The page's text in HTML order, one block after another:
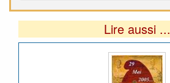
Lire aussi ...